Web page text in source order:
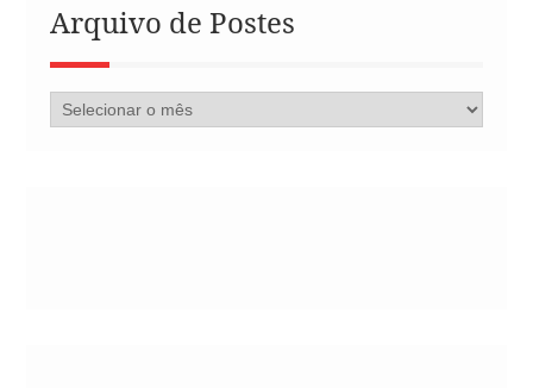
Arquivo de Postes
Arquivo
de